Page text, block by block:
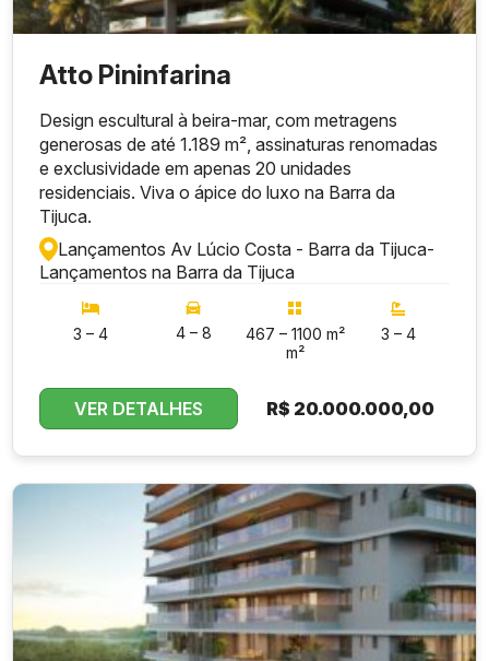
Atto Pininfarina
Design escultural à beira-mar, com metragens
generosas de até 1.189 m², assinaturas renomadas
e exclusividade em apenas 20 unidades
residenciais. Viva o ápice do luxo na Barra da
Tijuca.
Lançamentos Av Lúcio Costa - Barra da Tijuca-
Lançamentos na Barra da Tijuca
3 – 4 4 – 8
467 – 1100 m²
m²
3 – 4
VER DETALHES R$ 20.000.000,00